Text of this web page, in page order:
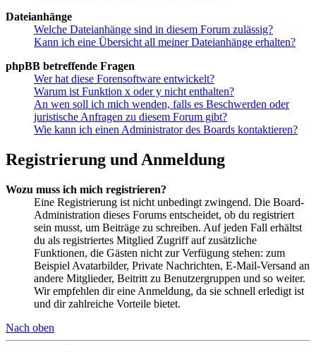
Dateianhänge
Welche Dateianhänge sind in diesem Forum zulässig?
Kann ich eine Übersicht all meiner Dateianhänge erhalten?
phpBB betreffende Fragen
Wer hat diese Forensoftware entwickelt?
Warum ist Funktion x oder y nicht enthalten?
An wen soll ich mich wenden, falls es Beschwerden oder
juristische Anfragen zu diesem Forum gibt?
Wie kann ich einen Administrator des Boards kontaktieren?
Registrierung und Anmeldung
Wozu muss ich mich registrieren?
Eine Registrierung ist nicht unbedingt zwingend. Die Board-
Administration dieses Forums entscheidet, ob du registriert
sein musst, um Beiträge zu schreiben. Auf jeden Fall erhältst
du als registriertes Mitglied Zugriff auf zusätzliche
Funktionen, die Gästen nicht zur Verfügung stehen: zum
Beispiel Avatarbilder, Private Nachrichten, E-Mail-Versand an
andere Mitglieder, Beitritt zu Benutzergruppen und so weiter.
Wir empfehlen dir eine Anmeldung, da sie schnell erledigt ist
und dir zahlreiche Vorteile bietet.
Nach oben